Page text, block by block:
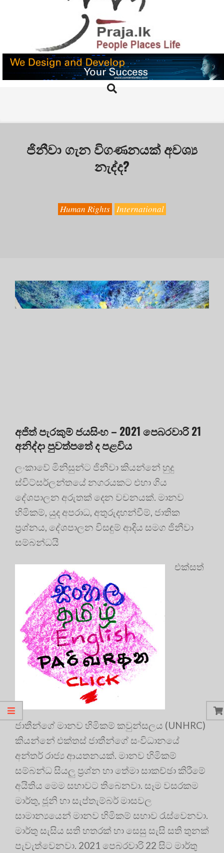
PRAJA.LK
Search
ජිනීවා ගැන විගණනයක් අවශ්‍ය
නැද්ද?
Human Rights International
අජිත් පැරකුම් ජයසිංහ – 2021 පෙබරවාරි 21
අනිද්දා පුවත්පතේ ද පළවිය
ලංකාවේ මිනිසුන්ට ජිනීවා කියන්නේ හුදු
ස්විට්සර්ලන්තයේ නගරයකට එහා ගිය
දේශපාලන අරුතක් දෙන වචනයක්. මානව
හිමිකම්, යුද අපරාධ, අතුරුදහන්වීම්, ජාතික
ප්‍රශ්නය, දේශපාලන විසඳුම් ආදිය සමග ජිනීවා
සම්බන්ධයි
එක්සත්
ජාතීන්ගේ මානව හිමිකම් කවුන්සලය (UNHRC)
කියන්නේ එක්තස් ජාතීන්ගේ සංවිධානයේ
අන්තර් රාජ්‍ය ආයතනයක්. මානව හිමිකම්
සම්බන්ධ සියලු ප්‍රශ්න හා තේමා සාකච්ඡා කිරීමේ
අයිතිය මෙම සභාවට තිබෙනවා. සෑම වසරකම
මාර්තු, ජූනි හා සැප්තැම්බර් මාසවල
සාමාන්‍යයෙන් මානව හිමිකම් සභාව රැස්වෙනවා.
මාර්තු සැසිය සති හතරක් හා සෙසු සැසි සති තුනක්
පැවැත්වෙනවා. 2021 පෙබරවාරි 22 සිට මාර්තු